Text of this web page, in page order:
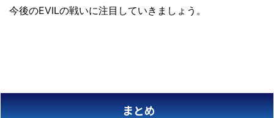
今後のEVILの戦いに注目していきましょう。
まとめ